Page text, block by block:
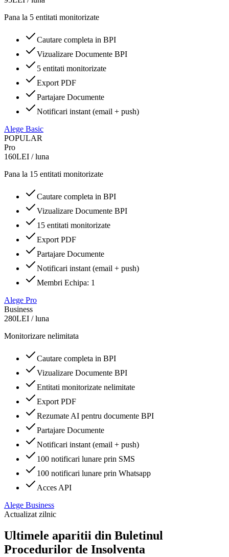
Pana la 5 entitati monitorizate
Cautare completa in BPI
Vizualizare Documente BPI
5 entitati monitorizate
Export PDF
Partajare Documente
Notificari instant (email + push)
Alege Basic
POPULAR
Pro
160LEI /luna
Pana la 15 entitati monitorizate
Cautare completa in BPI
Vizualizare Documente BPI
15 entitati monitorizate
Export PDF
Partajare Documente
Notificari instant (email + push)
Membri Echipa: 1
Alege Pro
Business
280LEI /luna
Monitorizare nelimitata
Cautare completa in BPI
Vizualizare Documente BPI
Entitati monitorizate nelimitate
Export PDF
Rezumate AI pentru documente BPI
Partajare Documente
Notificari instant (email + push)
100 notificari lunare prin SMS
100 notificari lunare prin Whatsapp
Acces API
Alege Business
Actualizat zilnic
Ultimele aparitii din Buletinul
Procedurilor de Insolventa